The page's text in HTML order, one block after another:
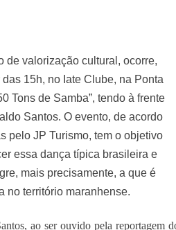
de valorização cultural, ocorre,
15h, no Iate Clube, na Ponta
Tons de Samba”, tendo à frente
Santos. O evento, de acordo
pelo JP Turismo, tem o objetivo
essa dança típica brasileira e
mais precisamente, a que é
no território maranhense.
ao ser ouvido pela reportagem